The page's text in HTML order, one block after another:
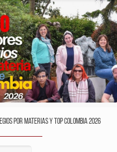
por Materias y Top Colombia 2026